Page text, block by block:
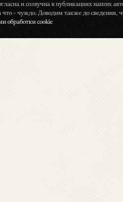
и созвучна в публикациях наших
- чуждо. Доводим также до сведения,
обработки cookie